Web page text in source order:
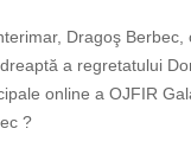
Dragoş
a regretatului
online a OJFIR
?